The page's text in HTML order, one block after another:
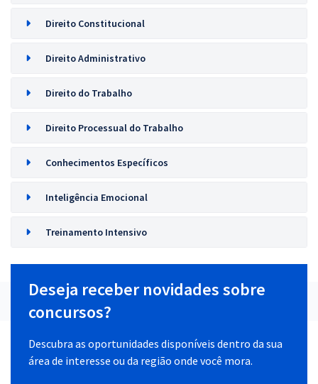
Direito Constitucional
Direito Administrativo
Direito do Trabalho
Direito Processual do Trabalho
Conhecimentos Específicos
Inteligência Emocional
Treinamento Intensivo
Deseja receber novidades sobre
concursos?
Descubra as oportunidades disponíveis dentro da sua
área de interesse ou da região onde você mora.